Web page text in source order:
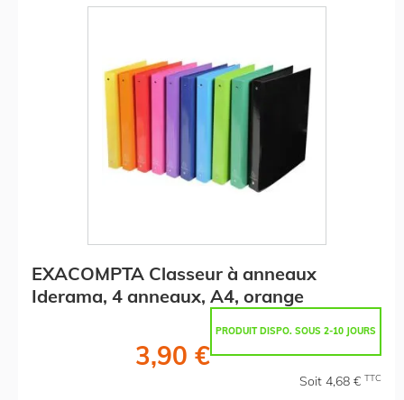
EXACOMPTA Classeur à anneaux
Iderama, 4 anneaux, A4, orange
PRODUIT DISPO. SOUS 2-10 JOURS
3,90 €
Soit 4,68 € TTC